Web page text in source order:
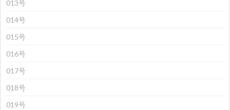
013号
014号
015号
016号
017号
018号
019号